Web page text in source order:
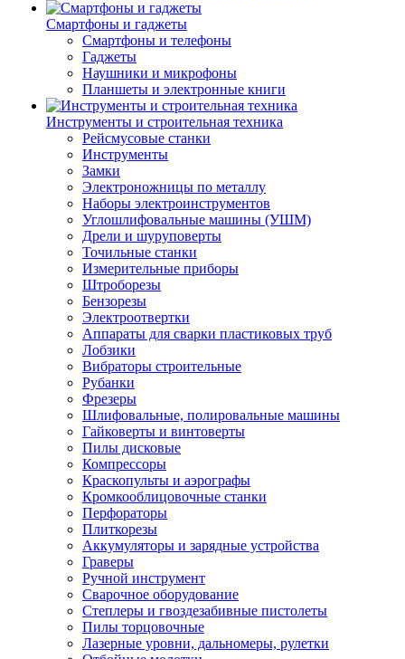
Смартфоны и гаджеты
Смартфоны и телефоны
Гаджеты
Наушники и микрофоны
Планшеты и электронные книги
Инструменты и строительная техника
Рейсмусовые станки
Инструменты
Замки
Электроножницы по металлу
Наборы электроинструментов
Углошлифовальные машины (УШМ)
Дрели и шуруповерты
Точильные станки
Измерительные приборы
Штроборезы
Бензорезы
Электроотвертки
Аппараты для сварки пластиковых труб
Лобзики
Вибраторы строительные
Рубанки
Фрезеры
Шлифовальные, полировальные машины
Гайковерты и винтоверты
Пилы дисковые
Компрессоры
Краскопульты и аэрографы
Кромкооблицовочные станки
Перфораторы
Плиткорезы
Аккумуляторы и зарядные устройства
Граверы
Ручной инструмент
Сварочное оборудование
Степлеры и гвоздезабивные пистолеты
Пилы торцовочные
Лазерные уровни, дальномеры, рулетки